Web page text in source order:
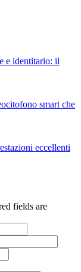
e identitario: il
smart che
eccellenti
fields are